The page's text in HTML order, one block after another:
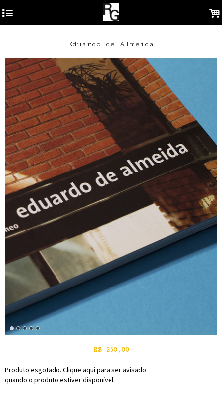
4 .
Eduardo de Almeida
R$ 250,00
Produto esgotado. Clique aqui para ser avisado
quando o produto estiver disponível.